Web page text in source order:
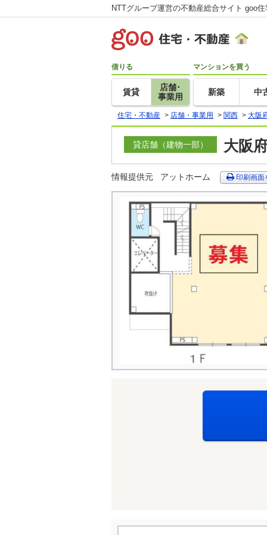
NTTグループ運営の不動産総合サイト goo
借りる
賃貸
店舗･
事業用
マンションを買う
新築 中
住宅・不動産 > 店舗・事業用 > 関西 > 大阪
貸店舗（建物一部） 大阪
情報提供元 アットホーム 印刷画面